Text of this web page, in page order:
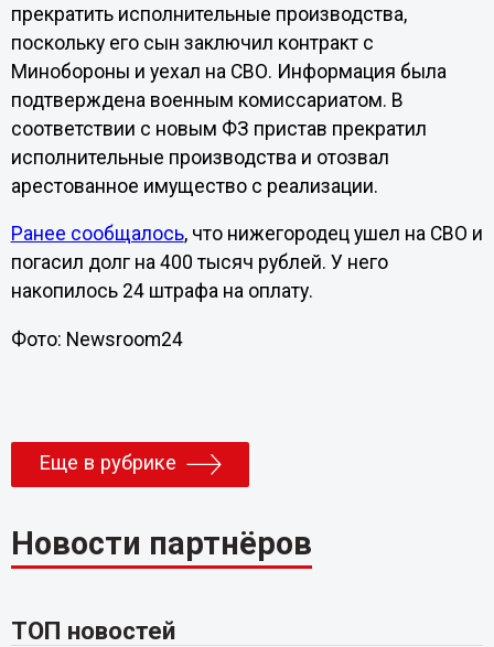
прекратить исполнительные производства,
поскольку его сын заключил контракт с
Минобороны и уехал на СВО. Информация была
подтверждена военным комиссариатом. В
соответствии с новым ФЗ пристав прекратил
исполнительные производства и отозвал
арестованное имущество с реализации.
Ранее сообщалось, что нижегородец ушел на СВО и
погасил долг на 400 тысяч рублей. У него
накопилось 24 штрафа на оплату.
Фото: Newsroom24
Еще в рубрике
Новости партнёров
ТОП новостей